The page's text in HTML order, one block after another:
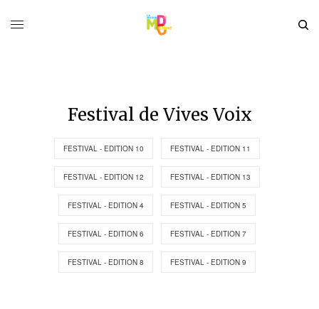
Festival de Vives Voix
FESTIVAL - EDITION 10 FESTIVAL - EDITION 11
FESTIVAL - EDITION 12 FESTIVAL - EDITION 13
FESTIVAL - EDITION 4 FESTIVAL - EDITION 5
FESTIVAL - EDITION 6 FESTIVAL - EDITION 7
FESTIVAL - EDITION 8 FESTIVAL - EDITION 9